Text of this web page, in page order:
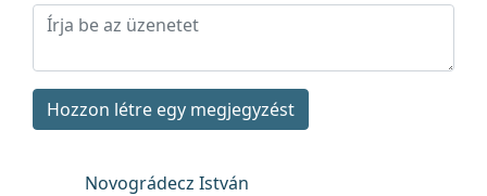
Hozzon létre egy megjegyzést
Novográdecz István